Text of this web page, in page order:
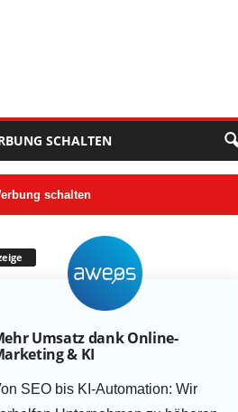
SCHALTEN
schalten
Umsatz dank Online-
& KI
SEO bis KI-Automation: Wir